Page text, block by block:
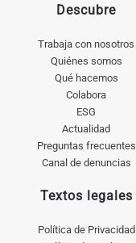
Descubre
Trabaja con nosotros
Quiénes somos
Qué hacemos
Colabora
ESG
Actualidad
Preguntas frecuentes
Canal de denuncias
Textos legales
Política de Privacidad